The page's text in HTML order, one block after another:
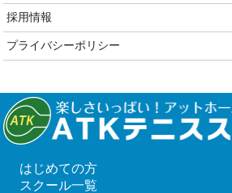
採用情報
プライバシーポリシー
はじめての方
スクール一覧